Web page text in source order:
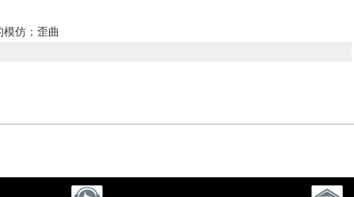
仿；歪曲
misrepresentation.